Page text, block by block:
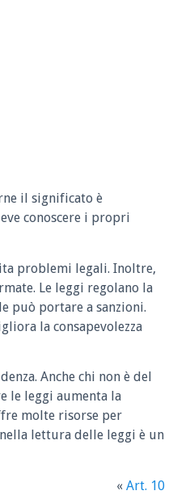
il significato è
conoscere i propri
problemi legali. Inoltre,
Le leggi regolano la
può portare a sanzioni.
la consapevolezza
Anche chi non è del
le leggi aumenta la
molte risorse per
lettura delle leggi è un
« Art. 10